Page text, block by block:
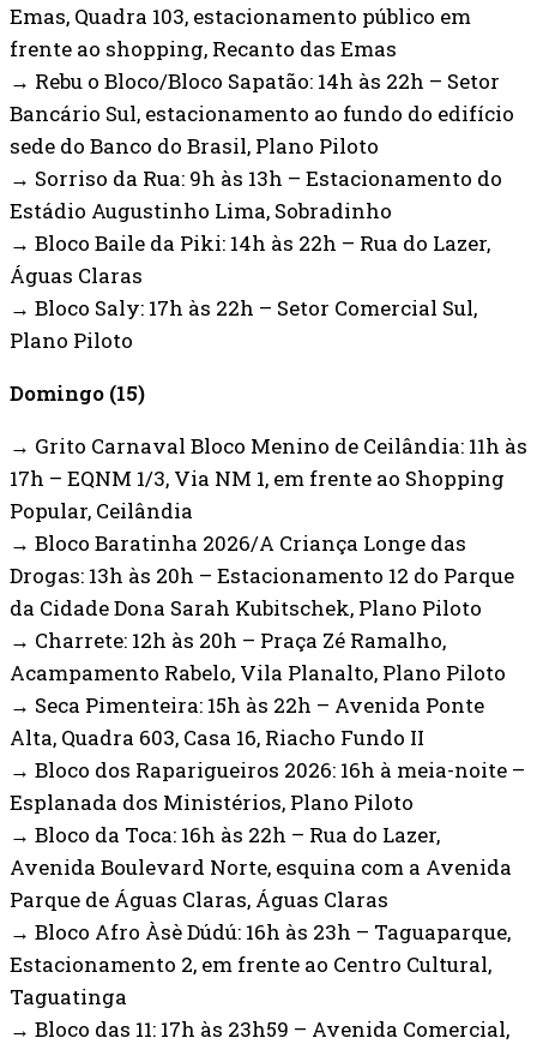
Emas, Quadra 103, estacionamento público em
frente ao shopping, Recanto das Emas
→ Rebu o Bloco/Bloco Sapatão: 14h às 22h – Setor
Bancário Sul, estacionamento ao fundo do edifício
sede do Banco do Brasil, Plano Piloto
→ Sorriso da Rua: 9h às 13h – Estacionamento do
Estádio Augustinho Lima, Sobradinho
→ Bloco Baile da Piki: 14h às 22h – Rua do Lazer,
Águas Claras
→ Bloco Saly: 17h às 22h – Setor Comercial Sul,
Plano Piloto
Domingo (15)
→ Grito Carnaval Bloco Menino de Ceilândia: 11h às
17h – EQNM 1/3, Via NM 1, em frente ao Shopping
Popular, Ceilândia
→ Bloco Baratinha 2026/A Criança Longe das
Drogas: 13h às 20h – Estacionamento 12 do Parque
da Cidade Dona Sarah Kubitschek, Plano Piloto
→ Charrete: 12h às 20h – Praça Zé Ramalho,
Acampamento Rabelo, Vila Planalto, Plano Piloto
→ Seca Pimenteira: 15h às 22h – Avenida Ponte
Alta, Quadra 603, Casa 16, Riacho Fundo II
→ Bloco dos Raparigueiros 2026: 16h à meia-noite –
Esplanada dos Ministérios, Plano Piloto
→ Bloco da Toca: 16h às 22h – Rua do Lazer,
Avenida Boulevard Norte, esquina com a Avenida
Parque de Águas Claras, Águas Claras
→ Bloco Afro Àsè Dúdú: 16h às 23h – Taguaparque,
Estacionamento 2, em frente ao Centro Cultural,
Taguatinga
→ Bloco das 11: 17h às 23h59 – Avenida Comercial,